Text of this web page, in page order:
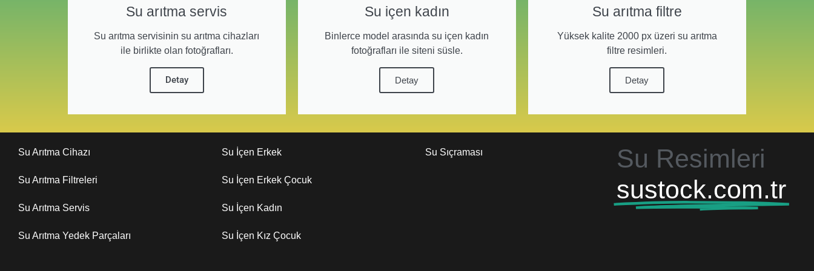
Su arıtma servis
Su arıtma servisinin su arıtma cihazları
ile birlikte olan fotoğrafları.
Detay
Su içen kadın
Binlerce model arasında su içen kadın
fotoğrafları ile siteni süsle.
Detay
Su arıtma filtre
Yüksek kalite 2000 px üzeri su arıtma
filtre resimleri.
Detay
Su Arıtma Cihazı
Su Arıtma Filtreleri
Su Arıtma Servis
Su Arıtma Yedek Parçaları
Su İçen Erkek
Su İçen Erkek Çocuk
Su İçen Kadın
Su İçen Kız Çocuk
Su Sıçraması
Su Resimleri
sustock.com.tr